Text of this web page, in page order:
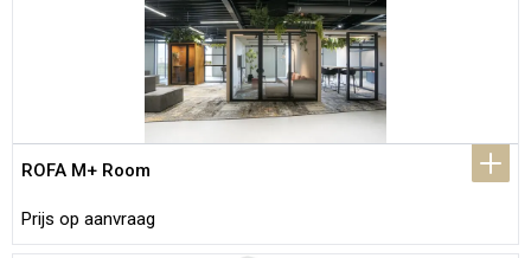
ROFA M+ Room
Prijs op aanvraag